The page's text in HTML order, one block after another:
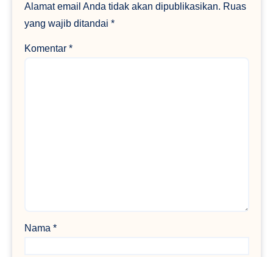
Alamat email Anda tidak akan dipublikasikan. Ruas
yang wajib ditandai *
Komentar *
Nama *